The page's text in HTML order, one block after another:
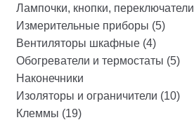
Лампочки, кнопки, переключатели
Измерительные приборы (5)
Вентиляторы шкафные (4)
Обогреватели и термостаты (5)
Наконечники
Изоляторы и ограничители (10)
Клеммы (19)